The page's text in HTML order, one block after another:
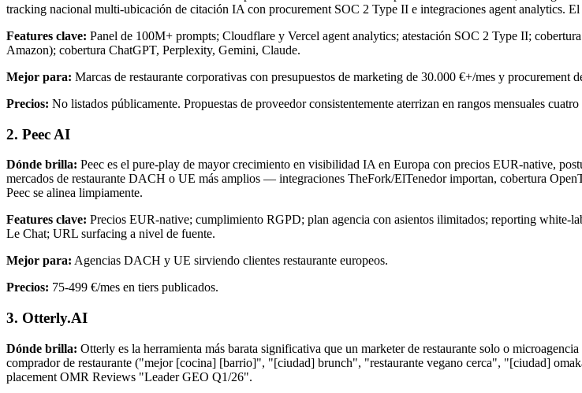
tracking nacional multi-ubicación de citación IA con procurement SOC 2 Type II e integraciones agent analytics.
Features clave: Panel de 100M+ prompts; Cloudflare y Vercel agent analytics; atestación SOC 2 Type II;
Amazon); cobertura ChatGPT, Perplexity, Gemini, Claude.
Mejor para: Marcas de restaurante corporativas con presupuestos de marketing de 30.000 €+/mes y procurement
Precios: No listados públicamente. Propuestas de proveedor consistentemente aterrizan en rangos mensuales
2. Peec AI
Dónde brilla: Peec es el pure-play de mayor crecimiento en visibilidad IA en Europa con precios EUR-native,
mercados de restaurante DACH o UE más amplios — integraciones TheFork/ElTenedor importan, cobertura
Peec se alinea limpiamente.
Features clave: Precios EUR-native; cumplimiento RGPD; plan agencia con asientos ilimitados; reporting
Le Chat; URL surfacing a nivel de fuente.
Mejor para: Agencias DACH y UE sirviendo clientes restaurante europeos.
Precios: 75-499 €/mes en tiers publicados.
3. Otterly.AI
Dónde brilla: Otterly es la herramienta más barata significativa que un marketer de restaurante solo o
comprador de restaurante ("mejor [cocina] [barrio]", "[ciudad] brunch", "restaurante vegano cerca", "[ciudad]
placement OMR Reviews "Leader GEO Q1/26".